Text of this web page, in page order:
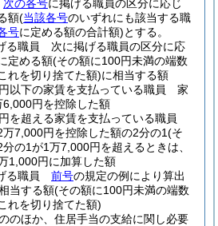
次の各号に掲げる職員の区分に応じ
額(当該各号のいずれにも該当する職
号に定める額の合計額)とする。
る職員 次に掲げる職員の区分に応
定める額(その額に100円未満の端数
れを切り捨てた額)に相当する額
以下の家賃を支払っている職員 家
円を控除した額
を超える家賃を支払っている職員
7,000円を控除した額の2分の1(そ
の1が1万7,000円を超えるときは、
1,000円に加算した額
る職員 前号の規定の例により算出
当する額(その額に100円未満の端数
れを切り捨てた額)
のほか、住居手当の支給に関し必要